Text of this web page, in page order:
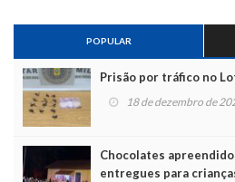
POPULAR
Prisão por tráfico no
18 de dezembro de
Chocolates
entregues para